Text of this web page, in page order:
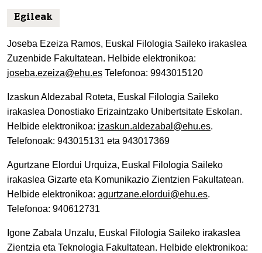
Egileak
Joseba Ezeiza Ramos, Euskal Filologia Saileko irakaslea
Zuzenbide Fakultatean. Helbide elektronikoa:
joseba.ezeiza@ehu.es Telefonoa: 9943015120
Izaskun Aldezabal Roteta, Euskal Filologia Saileko
irakaslea Donostiako Erizaintzako Unibertsitate Eskolan.
Helbide elektronikoa: izaskun.aldezabal@ehu.es.
Telefonoak: 943015131 eta 943017369
Agurtzane Elordui Urquiza, Euskal Filologia Saileko
irakaslea Gizarte eta Komunikazio Zientzien Fakultatean.
Helbide elektronikoa: agurtzane.elordui@ehu.es.
Telefonoa: 940612731
Igone Zabala Unzalu, Euskal Filologia Saileko irakaslea
Zientzia eta Teknologia Fakultatean. Helbide elektronikoa: